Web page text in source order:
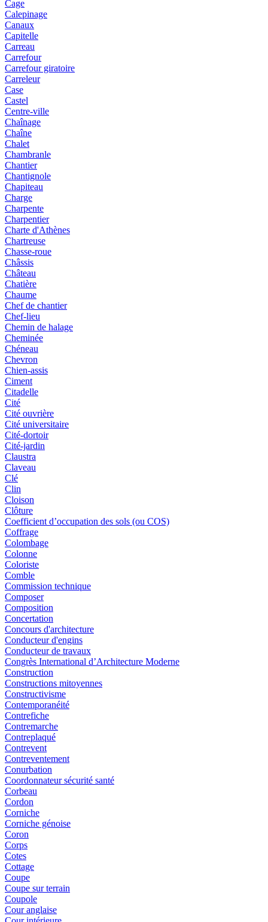
Cage
Calepinage
Canaux
Capitelle
Carreau
Carrefour
Carrefour giratoire
Carreleur
Case
Castel
Centre-ville
Chaînage
Chaîne
Chalet
Chambranle
Chantier
Chantignole
Chapiteau
Charge
Charpente
Charpentier
Charte d'Athènes
Chartreuse
Chasse-roue
Châssis
Château
Chatière
Chaume
Chef de chantier
Chef-lieu
Chemin de halage
Cheminée
Chéneau
Chevron
Chien-assis
Ciment
Citadelle
Cité
Cité ouvrière
Cité universitaire
Cité-dortoir
Cité-jardin
Claustra
Claveau
Clé
Clin
Cloison
Clôture
Coefficient d’occupation des sols (ou COS)
Coffrage
Colombage
Colonne
Coloriste
Comble
Commission technique
Composer
Composition
Concertation
Concours d'architecture
Conducteur d'engins
Conducteur de travaux
Congrès International d’Architecture Moderne
Construction
Constructions mitoyennes
Constructivisme
Contemporanéité
Contrefiche
Contremarche
Contreplaqué
Contrevent
Contreventement
Conurbation
Coordonnateur sécurité santé
Corbeau
Cordon
Corniche
Corniche génoise
Coron
Corps
Cotes
Cottage
Coupe
Coupe sur terrain
Coupole
Cour anglaise